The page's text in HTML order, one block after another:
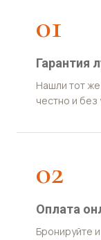
01
Гарантия
Нашли тот
честно и без
02
Оплата
Бронируйте